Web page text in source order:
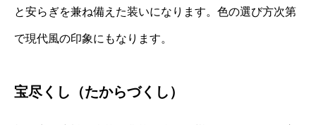
と安らぎを兼ね備えた装いになります。色の選び方次第
で現代風の印象にもなります。
宝尽くし（たからづくし）